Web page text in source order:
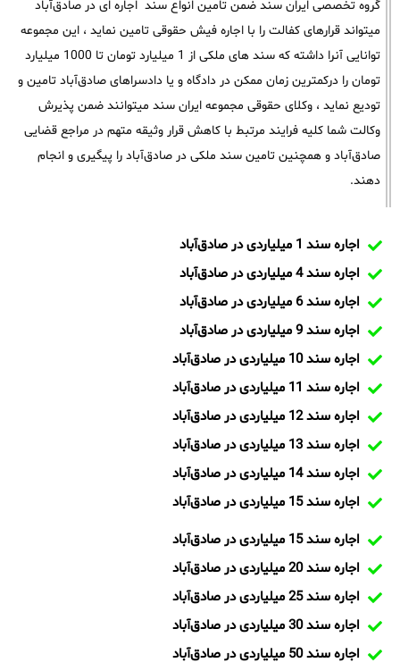
گروه تخصصی ایران سند ضمن تامین انواع سند اجاره ای در صادق‌آباد
میتواند قرارهای کفالت را با اجاره فیش حقوقی تامین نماید ، این مجموعه
توانایی آنرا داشته که سند های ملکی از 1 میلیارد تومان تا 1000 میلیارد
تومان را درکمترین زمان ممکن در دادگاه و یا دادسراهای صادق‌آباد تامین و
تودیع نماید ، وکلای حقوقی مجموعه ایران سند میتوانند ضمن پذیرش
وکالت شما کلیه فرایند مرتبط با کاهش قرار وثیقه متهم در مراجع قضایی
صادق‌آباد و همچنین تامین سند ملکی در صادق‌آباد را پیگیری و انجام
دهند.
اجاره سند 1 میلیاردی در صادق‌آباد
اجاره سند 4 میلیاردی در صادق‌آباد
اجاره سند 6 میلیاردی در صادق‌آباد
اجاره سند 9 میلیاردی در صادق‌آباد
اجاره سند 10 میلیاردی در صادق‌آباد
اجاره سند 11 میلیاردی در صادق‌آباد
اجاره سند 12 میلیاردی در صادق‌آباد
اجاره سند 13 میلیاردی در صادق‌آباد
اجاره سند 14 میلیاردی در صادق‌آباد
اجاره سند 15 میلیاردی در صادق‌آباد
اجاره سند 15 میلیاردی در صادق‌آباد
اجاره سند 20 میلیاردی در صادق‌آباد
اجاره سند 25 میلیاردی در صادق‌آباد
اجاره سند 30 میلیاردی در صادق‌آباد
اجاره سند 50 میلیاردی در صادق‌آباد